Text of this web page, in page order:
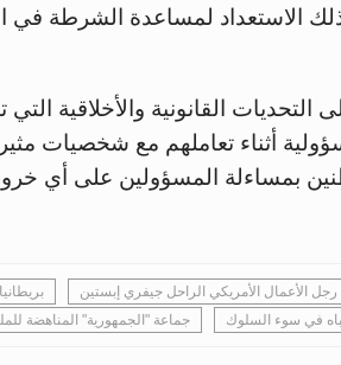
الاستعداد لمساعدة الشرطة
القانونية والأخلاقية التي
أثناء تعاملهم مع شخصيات
بمساءلة المسؤولين على أي
رجل الأعمال الأمريكي الراحل جيفري إبستين بريطانيا
في سوء السلوك جماعة "الجمهورية" المناهضة